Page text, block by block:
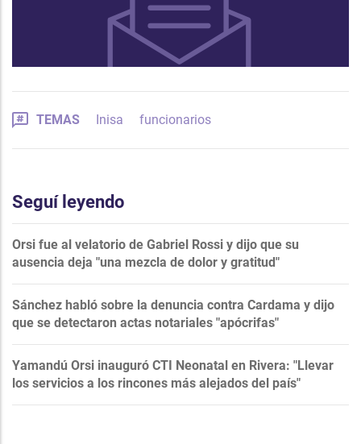
TEMAS Inisa funcionarios
Seguí leyendo
Orsi fue al velatorio de Gabriel Rossi y dijo que su
ausencia deja "una mezcla de dolor y gratitud"
Sánchez habló sobre la denuncia contra Cardama y dijo
que se detectaron actas notariales "apócrifas"
Yamandú Orsi inauguró CTI Neonatal en Rivera: "Llevar
los servicios a los rincones más alejados del país"